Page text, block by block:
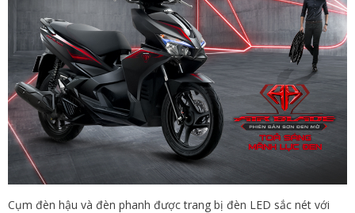
Cụm đèn hậu và đèn phanh được trang bị đèn LED sắc nét với